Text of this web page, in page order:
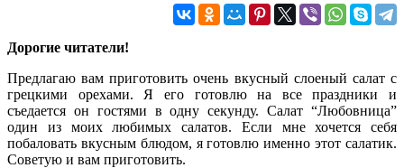
Дорогие читатели!
Предлагаю вам приготовить очень вкусный слоеный салат с
грецкими орехами. Я его готовлю на все праздники и
съедается он гостями в одну секунду. Салат “Любовница”
один из моих любимых салатов. Если мне хочется себя
побаловать вкусным блюдом, я готовлю именно этот салатик.
Советую и вам приготовить.